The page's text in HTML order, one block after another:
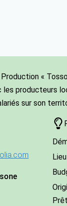
«
producteurs
sur son